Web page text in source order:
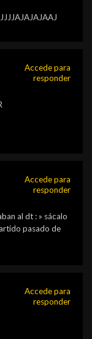
Accede para
responder
al dt : » sácalo
pasado de
Accede para
responder
Accede para
responder